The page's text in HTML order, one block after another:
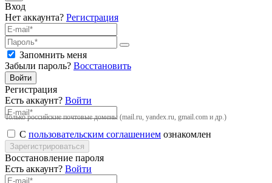
Вход
Нет аккаунта? Регистрация
Запомнить меня
Забыли пароль? Восстановить
Войти
Регистрация
Есть аккаунт? Войти
Только российские почтовые домены (mail.ru, yandex.ru, gmail.com и др.)
С пользовательским соглашением ознакомлен
Зарегистрироваться
Восстановление пароля
Есть аккаунт? Войти